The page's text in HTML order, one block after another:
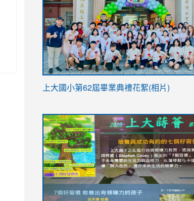
link
YfDQppRvyMk686kIw6SBbssEIZ6WnT/
usp=sharing
上大國小第62屆畢業典禮花絮(相片)
to
https://drive.google.com/file/d/1I-
YfDQppRvyMk686kIw6SBbssEIZ6WnT/
usp=sharing
to
https://sites.google.com/stes.tyc.edu.tw/